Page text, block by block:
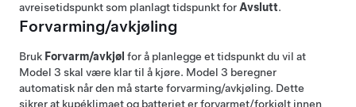
avreisetidspunkt som planlagt tidspunkt for Avslutt.
Forvarming/avkjøling
Bruk Forvarm/avkjøl for å planlegge et tidspunkt du vil at
Model 3 skal være klar til å kjøre. Model 3 beregner
automatisk når den må starte forvarming/avkjøling. Dette
sikrer at kupéklimaet og batteriet er forvarmet/forkjølt innen